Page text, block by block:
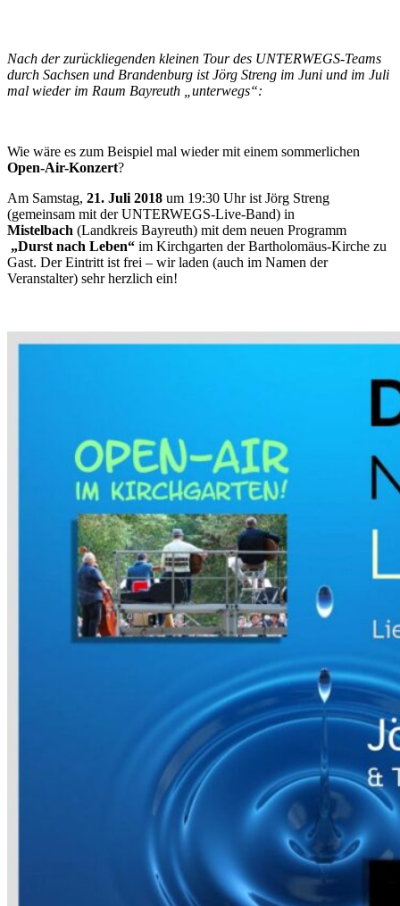
Nach der zurückliegenden kleinen Tour des UNTERWEGS-Teams
durch Sachsen und Brandenburg ist Jörg Streng im Juni und im Juli
mal wieder im Raum Bayreuth „unterwegs“:
Wie wäre es zum Beispiel mal wieder mit einem sommerlichen
Open-Air-Konzert?
Am Samstag, 21. Juli 2018 um 19:30 Uhr ist Jörg Streng
(gemeinsam mit der UNTERWEGS-Live-Band) in
Mistelbach (Landkreis Bayreuth) mit dem neuen Programm
„Durst nach Leben“ im Kirchgarten der Bartholomäus-Kirche zu
Gast. Der Eintritt ist frei – wir laden (auch im Namen der
Veranstalter) sehr herzlich ein!